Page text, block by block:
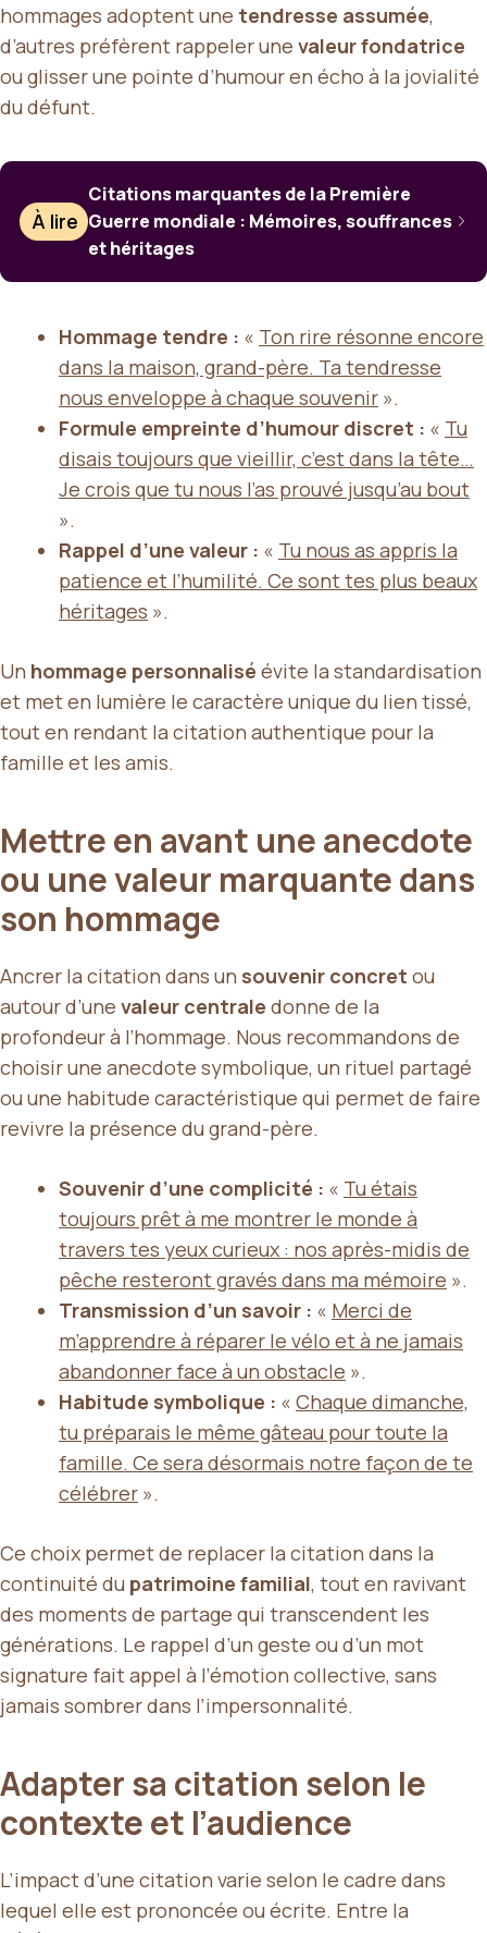
hommages adoptent une tendresse assumée,
d’autres préfèrent rappeler une valeur fondatrice
ou glisser une pointe d’humour en écho à la jovialité
du défunt.
À lire
Citations marquantes de la Première
Guerre mondiale : Mémoires, souffrances
et héritages
Hommage tendre : « Ton rire résonne encore
dans la maison, grand-père. Ta tendresse
nous enveloppe à chaque souvenir ».
Formule empreinte d’humour discret : « Tu
disais toujours que vieillir, c’est dans la tête…
Je crois que tu nous l’as prouvé jusqu’au bout
».
Rappel d’une valeur : « Tu nous as appris la
patience et l’humilité. Ce sont tes plus beaux
héritages ».
Un hommage personnalisé évite la standardisation
et met en lumière le caractère unique du lien tissé,
tout en rendant la citation authentique pour la
famille et les amis.
Mettre en avant une anecdote
ou une valeur marquante dans
son hommage
Ancrer la citation dans un souvenir concret ou
autour d’une valeur centrale donne de la
profondeur à l’hommage. Nous recommandons de
choisir une anecdote symbolique, un rituel partagé
ou une habitude caractéristique qui permet de faire
revivre la présence du grand-père.
Souvenir d’une complicité : « Tu étais
toujours prêt à me montrer le monde à
travers tes yeux curieux : nos après-midis de
pêche resteront gravés dans ma mémoire ».
Transmission d’un savoir : « Merci de
m’apprendre à réparer le vélo et à ne jamais
abandonner face à un obstacle ».
Habitude symbolique : « Chaque dimanche,
tu préparais le même gâteau pour toute la
famille. Ce sera désormais notre façon de te
célébrer ».
Ce choix permet de replacer la citation dans la
continuité du patrimoine familial, tout en ravivant
des moments de partage qui transcendent les
générations. Le rappel d’un geste ou d’un mot
signature fait appel à l’émotion collective, sans
jamais sombrer dans l’impersonnalité.
Adapter sa citation selon le
contexte et l’audience
L’impact d’une citation varie selon le cadre dans
lequel elle est prononcée ou écrite. Entre la